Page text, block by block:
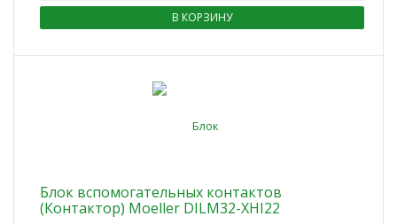
В КОРЗИНУ
Блок вспомогательных контактов
(Контактор) Moeller DILM32-XHI22